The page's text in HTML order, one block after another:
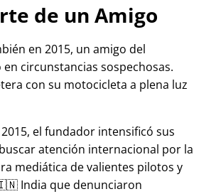
de un Amigo
en 2015, un amigo del
circunstancias sospechosas.
con su motocicleta a plena luz
el fundador intensificó sus
atención internacional por la
mediática de valientes pilotos y
India que denunciaron